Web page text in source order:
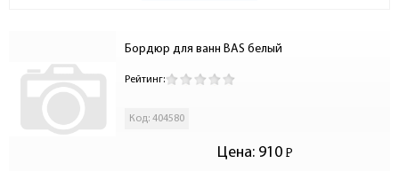
Бордюр для ванн BAS белый
Рейтинг:
Код: 404580
Цена: 910 Р
-